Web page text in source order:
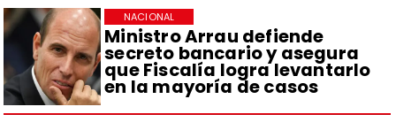
Ministro Arrau defiende
secreto bancario y asegura
que Fiscalía logra levantarlo
en la mayoría de casos
NACIONAL